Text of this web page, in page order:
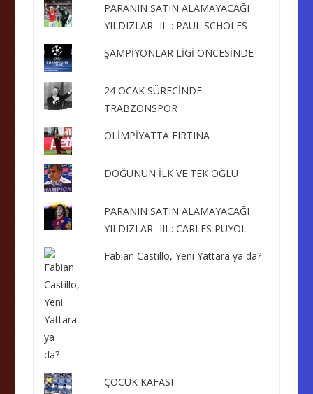
PARANIN SATIN ALAMAYACAĞI
YILDIZLAR -II- : PAUL SCHOLES
ŞAMPİYONLAR LİGİ ÖNCESİNDE
24 OCAK SÜRECİNDE
TRABZONSPOR
OLİMPİYATTA FIRTINA
DOĞUNUN İLK VE TEK OĞLU
PARANIN SATIN ALAMAYACAĞI
YILDIZLAR -III-: CARLES PUYOL
Fabian Castillo, Yeni Yattara ya da?
ÇOCUK KAFASI